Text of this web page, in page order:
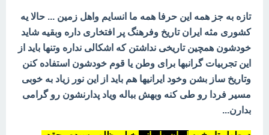
تازه به جز همه این حرفا همه ما انسایم واهل زمین ... حالا یه
کشوری مثه ایران تاریخ وفرهنگ پر افتخاری داره وبقیه شاید
خودشون همچین تاریخی نداشتن که اشکالی نداره وتنها باید از
این تجربیات گرانبها برای وطن یا قوم خودشون استفاده کنن
وتاریخ ساز بشن وخود ایرانیها هم باید از این نور زیاد به خوبی
مسیر فردا رو طی کنه وبهش بباله ویاد پدارنشون رو گرامی
بدارن...